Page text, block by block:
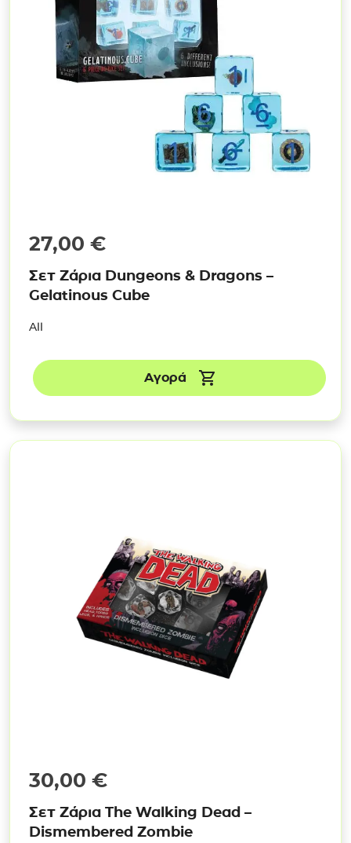
27,00 €
Σετ Ζάρια Dungeons & Dragons –
Gelatinous Cube
All
Αγορά
30,00 €
Σετ Ζάρια The Walking Dead –
Dismembered Zombie